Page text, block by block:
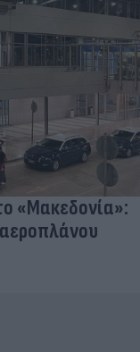
«Μακεδονία»: